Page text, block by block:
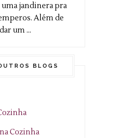
jandinera pra
Além de
um ...
BLOGS
Cozinha